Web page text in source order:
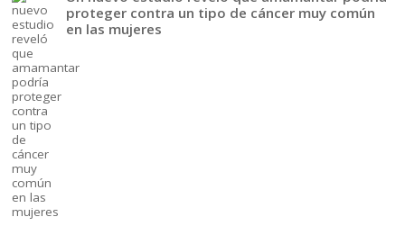
proteger contra un tipo de cáncer muy común
en las mujeres